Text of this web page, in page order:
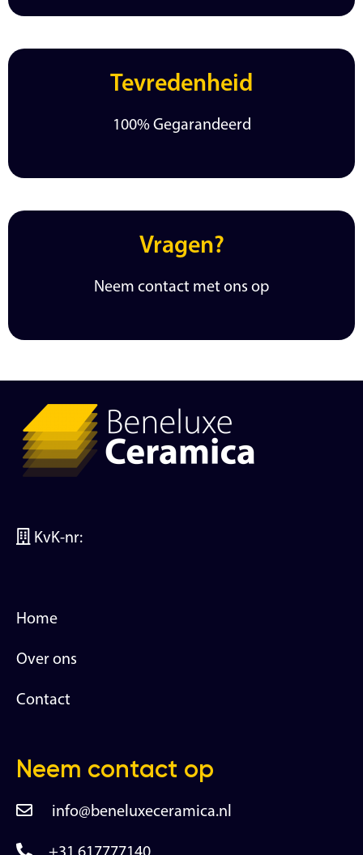
Tevredenheid
100% Gegarandeerd
Vragen?
Neem contact met ons op
KvK-nr:
Home
Over ons
Contact
Neem contact op
info@beneluxeceramica.nl